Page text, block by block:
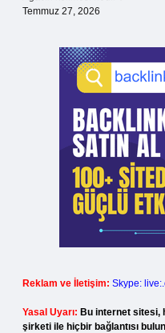
Temmuz 27, 2026
Reklam ve İletişim: Skype:
Yasal Uyarı: Bu internet sitesi,
şirketi ile hiçbir bağlantısı